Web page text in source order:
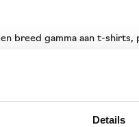
Details
breed gamma aan t-shirts,
eenborstlogo. Afhankelijk